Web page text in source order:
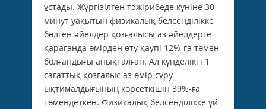
ұстады. Жүргізілген тәжірибеде күніне 30
минут уақытын физикалық белсенділікке
бөлген әйелдер қозғалысы аз әйелдерге
қарағанда өмірден өту қаупі 12%-ға төмен
болғандығы анықталған. Ал күнделікті 1
сағаттық қозғалыс аз өмір сүру
ықтималдығының көрсеткішін 39%-ға
төмендеткен. Физикалық белсенділікке үй